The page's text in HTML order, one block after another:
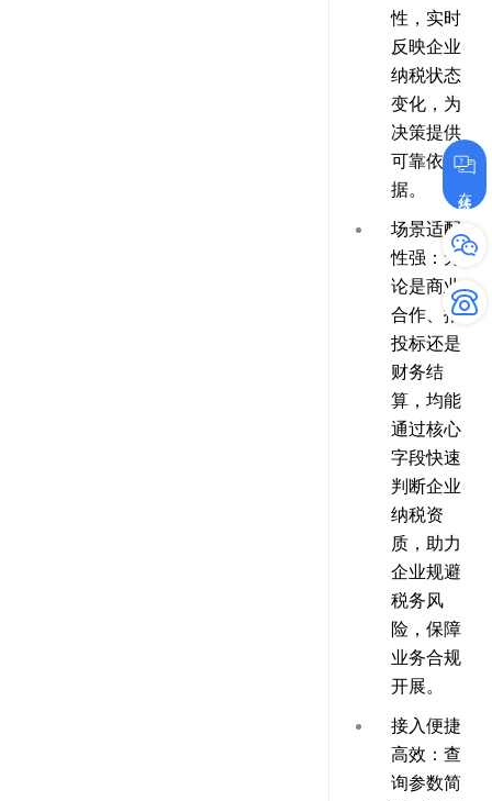
性，实时
反映企业
纳税状态
变化，为
决策提供
可靠依
据。
场景适配
性强 ：无
论是商业
合作、招
投标还是
财务结
算，均能
通过核心
字段快速
判断企业
纳税资
质，助力
企业规避
税务风
险，保障
业务合规
开展。
接入便捷
高效 ：查
询参数简
在线咨询